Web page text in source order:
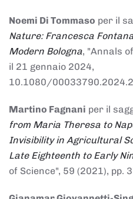
Noemi Di Tommaso per il
Nature: Francesca
Modern Bologna, "Annals
il 21 gennaio 2024,
10.1080/
Martino Fagnani per il
from Maria Theresa to
Invisibility in Agricultural
Late Eighteenth to Early
of Science", 59 (2021), pp.